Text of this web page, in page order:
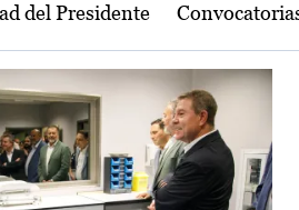
del Presidente